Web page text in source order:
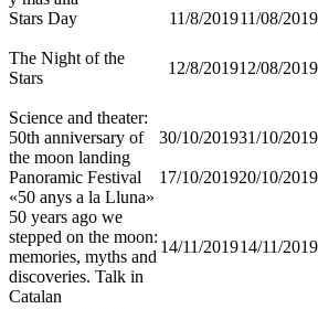
Stars Day
11/8/201911/08/2019
The Night of the
Stars
12/8/201912/08/2019
Science and theater:
50th anniversary of
the moon landing
30/10/201931/10/2019
Panoramic Festival 17/10/201920/10/2019
«50 anys a la Lluna»
50 years ago we
stepped on the moon:
memories, myths and
discoveries. Talk in
Catalan
14/11/201914/11/2019